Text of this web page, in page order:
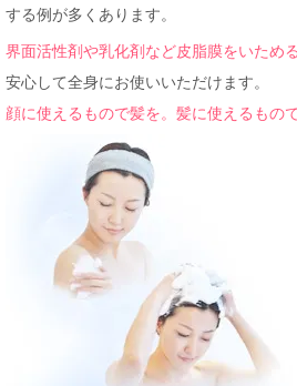
する例が多くあります。
界面活性剤や乳化剤など皮脂膜をいため
安心して全身にお使いいただけます。
顔に使えるもので髪を。髪に使えるもの